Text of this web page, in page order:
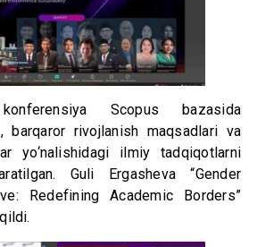
Scopus bazasida
barqaror rivojlanish maqsadlari va
yo‘nalishidagi ilmiy tadqiqotlarni
Guli Ergasheva “Gender
Redefining Academic Borders”